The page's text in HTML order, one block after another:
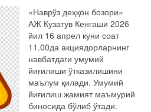
«Наврўз деҳқон бозори»
АЖ Кузатув Кенгаши 2026
йил 16 апрел куни соат
11.00да акциядорларнинг
навбатдаги умумий
йиғилиши ўтказилишини
маълум қилади. Умумий
йиғилиш жамият маъмурий
биносида бўлиб ўтади.